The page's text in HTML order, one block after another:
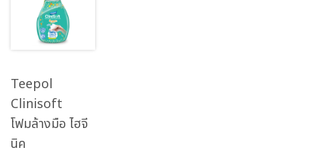
Teepol
Clinisoft
โฟมล้างมือ ไฮจี
นิค